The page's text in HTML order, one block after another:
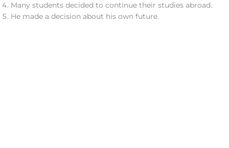
Many students decided to continue their studies abroad.
He made a decision about his own future.